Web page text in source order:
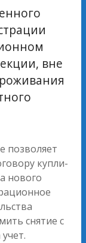
вне
позволяет
купли-
нового
снятие с